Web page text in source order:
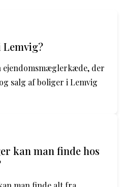
Lemvig?
ejendomsmæglerkæde, der
salg af boliger i Lemvig
kan man finde hos